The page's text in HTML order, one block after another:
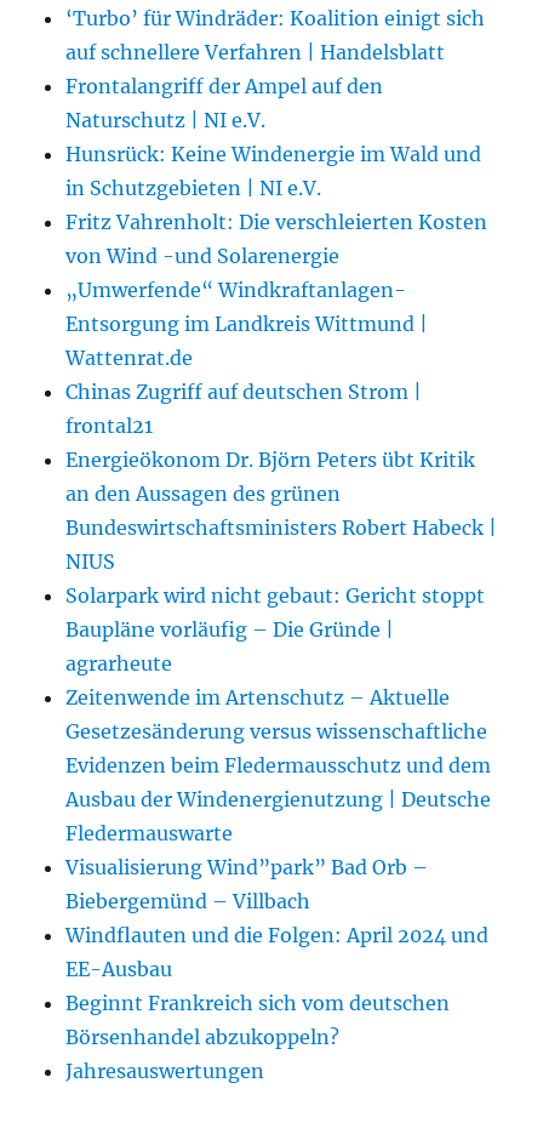
‘Turbo’ für Windräder: Koalition einigt sich
auf schnellere Verfahren | Handelsblatt
Frontalangriff der Ampel auf den
Naturschutz | NI e.V.
Hunsrück: Keine Windenergie im Wald und
in Schutzgebieten | NI e.V.
Fritz Vahrenholt: Die verschleierten Kosten
von Wind -und Solarenergie
„Umwerfende“ Windkraftanlagen-
Entsorgung im Landkreis Wittmund |
Wattenrat.de
Chinas Zugriff auf deutschen Strom |
frontal21
Energieökonom Dr. Björn Peters übt Kritik
an den Aussagen des grünen
Bundeswirtschaftsministers Robert Habeck |
NIUS
Solarpark wird nicht gebaut: Gericht stoppt
Baupläne vorläufig – Die Gründe |
agrarheute
Zeitenwende im Artenschutz – Aktuelle
Gesetzesänderung versus wissenschaftliche
Evidenzen beim Fledermausschutz und dem
Ausbau der Windenergienutzung | Deutsche
Fledermauswarte
Visualisierung Wind”park” Bad Orb –
Biebergemünd – Villbach
Windflauten und die Folgen: April 2024 und
EE-Ausbau
Beginnt Frankreich sich vom deutschen
Börsenhandel abzukoppeln?
Jahresauswertungen